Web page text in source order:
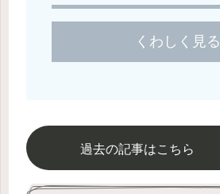
くわしく見る
過去の記事はこちら